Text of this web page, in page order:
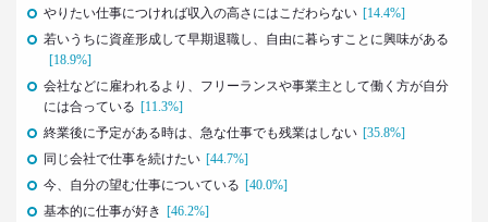
2019.08.28
日本人男性の｢寿司･ラーメン離れ｣
意外な実態
生活総研 上席研究員/コピーライター
やりたい仕事につければ収入の高さにはこだわらない [14.4%]
若いうちに資産形成して早期退職し、自由に暮らすことに興味がある
[18.9%]
会社などに雇われるより、フリーランスや事業主として働く方が自分
には合っている [11.3%]
終業後に予定がある時は、急な仕事でも残業はしない [35.8%]
同じ会社で仕事を続けたい [44.7%]
今、自分の望む仕事についている [40.0%]
基本的に仕事が好き [46.2%]